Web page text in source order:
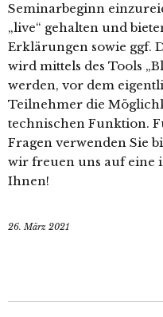
Seminarbeginn
„live“ gehalten und
Erklärungen sowie ggf.
wird mittels des Tools
werden, vor dem
Teilnehmer die
technischen Funktion.
Fragen verwenden Sie
wir freuen uns auf eine
Ihnen!
26. März 2021